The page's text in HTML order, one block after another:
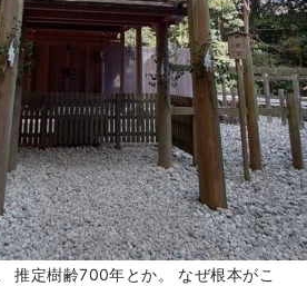
推定樹齢700年とか。 なぜ根本がこ